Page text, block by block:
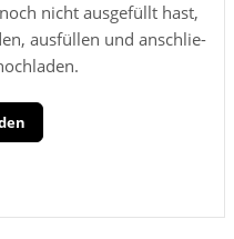
nicht aus­ge­füllt hast,
aus­fül­len und an­schlie­